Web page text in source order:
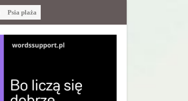
Psia plaża